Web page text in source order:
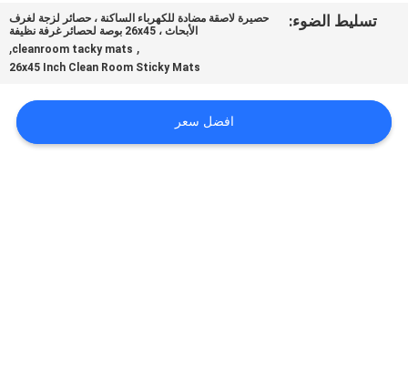
أخبار
اقتباس
تسليط الضوء:
حصيرة لاصقة مضادة للكهرباء الساكنة ، حصائر لزجة لغرف
الأبحاث ، 26x45 بوصة لحصائر غرفة نظيفة
,
cleanroom tacky mats
,
26x45 Inch Clean Room Sticky Mats
افضل سعر